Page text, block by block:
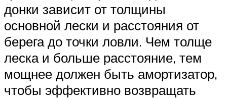
донки зависит от толщины
основной лески и расстояния от
берега до точки ловли. Чем толще
леска и больше расстояние, тем
мощнее должен быть амортизатор,
чтобы эффективно возвращать